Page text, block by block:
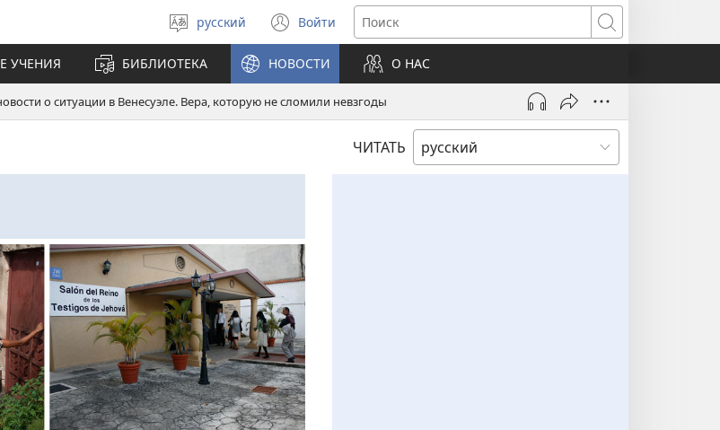
Выберите
язык
русский Войти
(открывается
в
новом
окне)
Поиск
УЧЕНИЯ БИБЛИОТЕКА НОВОСТИ О НАС
о ситуации в Венесуэле. Вера, которую не сломили невзгоды
ЧИТАТЬ